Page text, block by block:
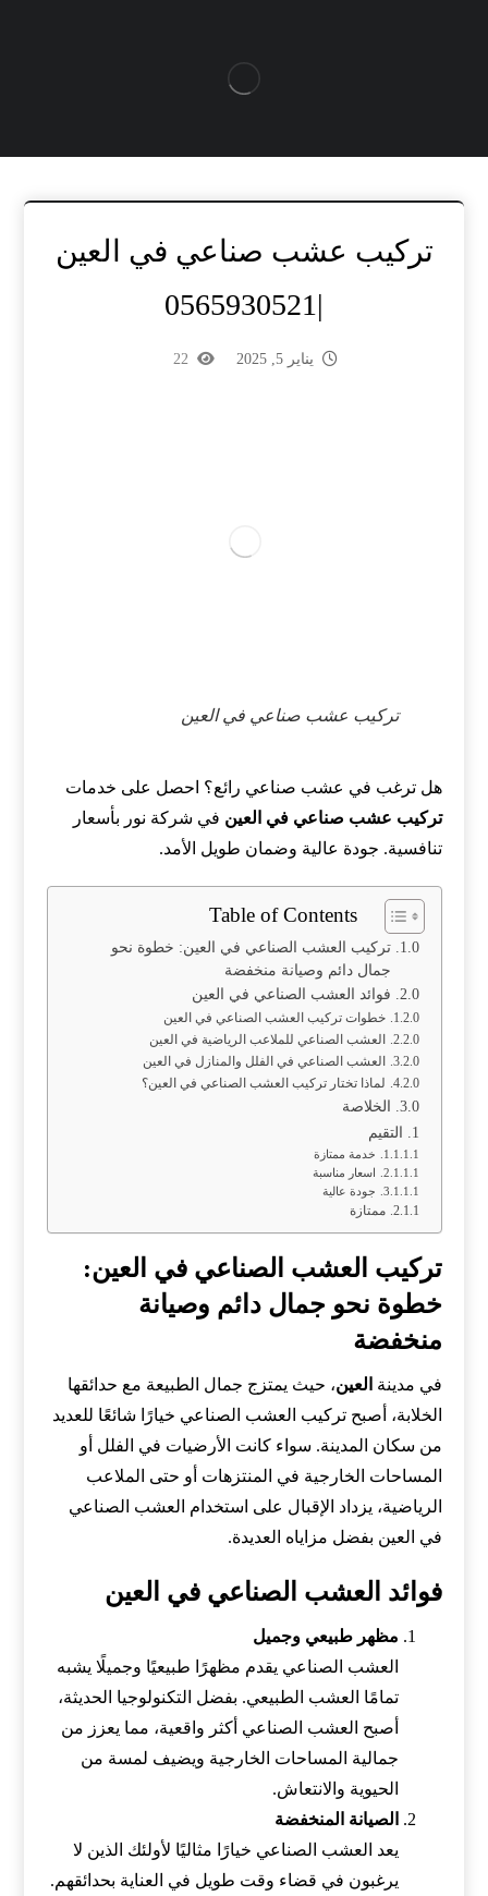
تركيب عشب صناعي في العين
|0565930521
يناير 5, 2025 22
تركيب عشب صناعي في العين
هل ترغب في عشب صناعي رائع؟ احصل على خدمات
تركيب عشب صناعي في العين في شركة نور بأسعار
تنافسية. جودة عالية وضمان طويل الأمد.
Table of Contents
تركيب العشب الصناعي في العين: خطوة نحو
جمال دائم وصيانة منخفضة
فوائد العشب الصناعي في العين
خطوات تركيب العشب الصناعي في العين
العشب الصناعي للملاعب الرياضية في العين
العشب الصناعي في الفلل والمنازل في العين
لماذا تختار تركيب العشب الصناعي في العين؟
الخلاصة
التقيم
خدمة ممتازة
اسعار مناسبة
جودة عالية
ممتازة
تركيب العشب الصناعي في العين:
خطوة نحو جمال دائم وصيانة
منخفضة
في مدينة العين، حيث يمتزج جمال الطبيعة مع حدائقها
الخلابة، أصبح تركيب العشب الصناعي خيارًا شائعًا للعديد
من سكان المدينة. سواء كانت الأرضيات في الفلل أو
المساحات الخارجية في المنتزهات أو حتى الملاعب
الرياضية، يزداد الإقبال على استخدام العشب الصناعي
في العين بفضل مزاياه العديدة.
فوائد العشب الصناعي في العين
مظهر طبيعي وجميل
العشب الصناعي يقدم مظهرًا طبيعيًا وجميلًا يشبه
تمامًا العشب الطبيعي. بفضل التكنولوجيا الحديثة،
أصبح العشب الصناعي أكثر واقعية، مما يعزز من
جمالية المساحات الخارجية ويضيف لمسة من
الحيوية والانتعاش.
الصيانة المنخفضة
يعد العشب الصناعي خيارًا مثاليًا لأولئك الذين لا
يرغبون في قضاء وقت طويل في العناية بحدائقهم.